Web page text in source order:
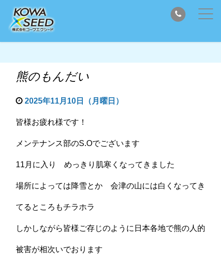
熊のもんだい
2025年11月10日（月曜日）
皆様お疲れ様です！
メンテナンス部のS.Oでございます
11月に入り めっきり肌寒くなってきました
場所によっては降雪とか 会津の山には白くなってき
てるところもチラホラ
しかしながら皆様ご存じのように日本各地で熊の人的
被害が相次いでおります